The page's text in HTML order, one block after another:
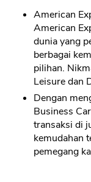
American
American
dunia yang
berbagai
pilihan.
Leisure dan
Dengan
Business
transaksi di
kemudahan
pemegang